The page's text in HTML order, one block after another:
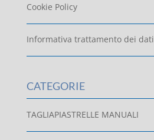
Cookie Policy
Informativa trattamento dei dati
CATEGORIE
TAGLIAPIASTRELLE MANUALI